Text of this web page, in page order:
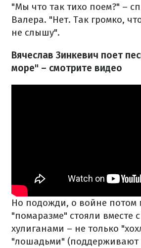
"Мы что так тихо поем?" –
Валера. "Нет. Так громко,
не слышу".
Вячеслав Зинкевич поет
море" – смотрите видео
Но подожди, о войне потом
"помаразме" стояли вместе
хулиганами – не только
"лошадьми" (поддерживают